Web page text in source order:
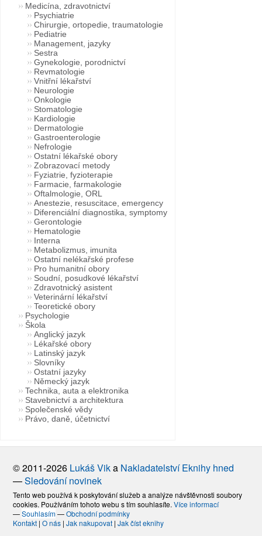
Medicína, zdravotnictví
Psychiatrie
Chirurgie, ortopedie, traumatologie
Pediatrie
Management, jazyky
Sestra
Gynekologie, porodnictví
Revmatologie
Vnitřní lékařství
Neurologie
Onkologie
Stomatologie
Kardiologie
Dermatologie
Gastroenterologie
Nefrologie
Ostatní lékařské obory
Zobrazovací metody
Fyziatrie, fyzioterapie
Farmacie, farmakologie
Oftalmologie, ORL
Anestezie, resuscitace, emergency
Diferenciální diagnostika, symptomy
Gerontologie
Hematologie
Interna
Metabolizmus, imunita
Ostatní nelékařské profese
Pro humanitní obory
Soudní, posudkové lékařství
Zdravotnický asistent
Veterinární lékařství
Teoretické obory
Psychologie
Škola
Anglický jazyk
Lékařské obory
Latinský jazyk
Slovníky
Ostatní jazyky
Německý jazyk
Technika, auta a elektronika
Stavebnictví a architektura
Společenské vědy
Právo, daně, účetnictví
© 2011-2026 Lukáš Vika Nakladatelství Eknihy hned
—Sledování novinek
Tento web používá k poskytování služeb a analýze návštěvnosti soubory
cookies. Používáním tohoto webu s tím souhlasíte.Více informací
—Souhlasím—Obchodní podmínky
Kontakt |O nás |Jak nakupovat |Jak číst eknihy